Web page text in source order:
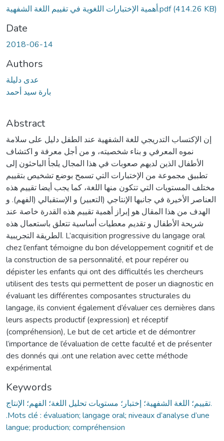
أهمية الإختبارات اللغوية في تقييم اللغة الشفهية.pdf(414.26 KB)
Date
2018-06-14
Authors
عدى دليلة
بارة سيد أحمد
Abstract
إن الإكتساب التدريجي للغة الشفهية عند الطفل دليل على سلامة
نموه المعرفي و بناء شخصيته، و من أجل معرفة و اكتشاف
الأطفال الذين لديهم صعوبات في هذا المجال يلجأ الباحثون إلى
تطبيق مجموعة من الإختبارات التي تسمح بوضع تشخيص بتقييم
مختلف المستويات التي تتكون منها اللغة، كما يجب أيضا تقييم هذه
العناصر الأخيرة في جانبها الإنتاجي (التعبير) و الإستقبالي (الفهم). و
الهدف من هذا المقال هو إبراز أهمية تقييم هذه القدرة خاصة عند
شريحة الأطفال و تقديم معطيات أساسية تتعلق باستعمال هذه
الطريقة التجريبية. L’acquisition progressive du langage oral
chez l’enfant témoigne du bon développement cognitif et de
la construction de sa personnalité, et pour repérer ou
dépister les enfants qui ont des difficultés les chercheurs
utilisent des tests qui permettent de poser un diagnostic en
évaluant les différentes composantes structurales du
langage, ils convient également d’évaluer ces dernières dans
leurs aspects productif (expression) et réceptif
(compréhension), Le but de cet article et de démontrer
l’importance de l’évaluation de cette faculté et de présenter
des donnés qui .ont une relation avec cette méthode
expérimental
Keywords
تقييم؛ اللغة الشفهية؛ إختبار؛ مستويات تحليل اللغة؛ الفهم؛ الإنتاج.
.Mots clé : évaluation; langage oral; niveaux d’analyse d’une
langue; production; compréhension